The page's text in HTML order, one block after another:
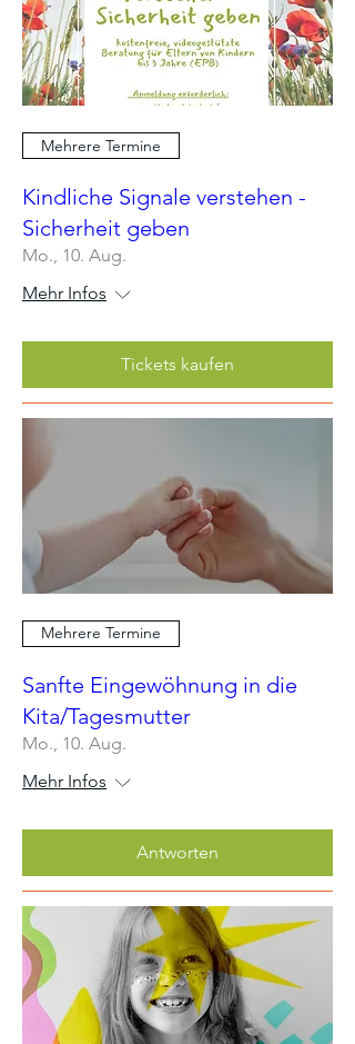
Mehrere Termine
Kindliche Signale verstehen -
Sicherheit geben
Mo., 10. Aug.
Mehr Infos
Tickets kaufen
Mehrere Termine
Sanfte Eingewöhnung in die
Kita/Tagesmutter
Mo., 10. Aug.
Mehr Infos
Antworten